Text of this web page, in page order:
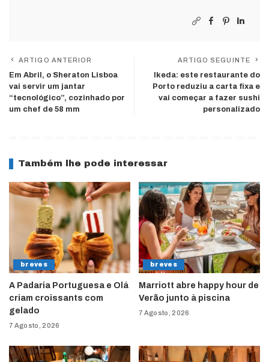
ARTIGO ANTERIOR
Em Abril, o Sheraton Lisboa
vai servir um jantar
“tecnológico”, cozinhado por
um chef de 58 mm
ARTIGO SEGUINTE
Ikeda: este restaurante do
Porto reduziu a carta fixa e
vai começar a fazer sushi
personalizado
Também lhe pode interessar
breves
A Padaria Portuguesa e Olá
criam croissants com
gelado
7 Agosto, 2026
breves
Marriott abre happy hour de
Verão junto à piscina
7 Agosto, 2026